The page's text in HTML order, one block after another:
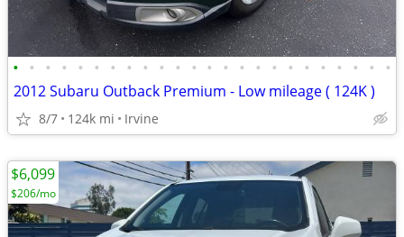
• • • • • • • • • • • • • • • • • • • • • • • •
2012 Subaru Outback Premium - Low mileage ( 124K )
8/7 124k mi Irvine
$6,099
$206/mo